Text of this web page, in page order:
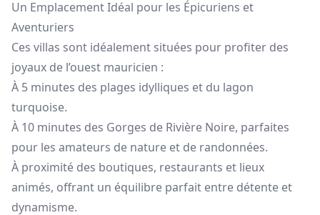
Un Emplacement Idéal pour les Épicuriens et
Aventuriers
Ces villas sont idéalement situées pour profiter des
joyaux de l’ouest mauricien :
À 5 minutes des plages idylliques et du lagon
turquoise.
À 10 minutes des Gorges de Rivière Noire, parfaites
pour les amateurs de nature et de randonnées.
À proximité des boutiques, restaurants et lieux
animés, offrant un équilibre parfait entre détente et
dynamisme.